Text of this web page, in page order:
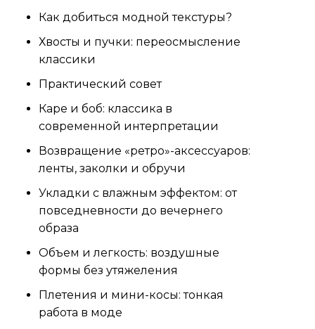
Как добиться модной текстуры?
Хвосты и пучки: переосмысление
классики
Практический совет
Каре и боб: классика в
современной интерпретации
Возвращение «ретро»-аксессуаров:
ленты, заколки и обручи
Укладки с влажным эффектом: от
повседневности до вечернего
образа
Объем и легкость: воздушные
формы без утяжеления
Плетения и мини-косы: тонкая
работа в моде